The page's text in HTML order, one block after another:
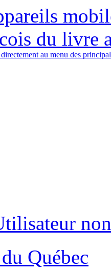
du livre
au menu des
Québec